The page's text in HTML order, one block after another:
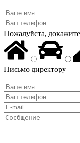
Пожалуйста,
Письмо директору